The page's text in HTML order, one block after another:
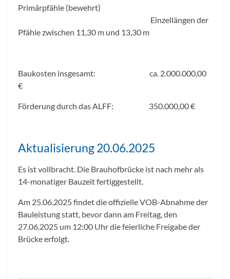
Primärpfähle (bewehrt)
Einzellängen der
Pfähle zwischen 11,30 m und 13,30 m
Baukosten insgesamt: ca. 2.000.000,00
€
Förderung durch das ALFF: 350.000,00 €
Aktualisierung 20.06.2025
Es ist vollbracht. Die Brauhofbrücke ist nach mehr als
14-monatiger Bauzeit fertiggestellt.
Am 25.06.2025 findet die offizielle VOB-Abnahme der
Bauleistung statt, bevor dann am Freitag, den
27.06.2025 um 12:00 Uhr die feierliche Freigabe der
Brücke erfolgt.